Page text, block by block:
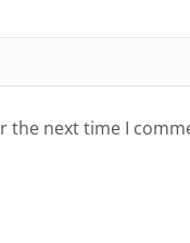
the next time I